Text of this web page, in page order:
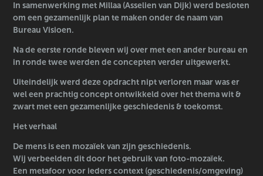
In samenwerking met Millaa (Asselien van Dijk) werd besloten
om een gezamenlijk plan te maken onder de naam van
Bureau Visioen.
Na de eerste ronde bleven wij over met een ander bureau en
in ronde twee werden de concepten verder uitgewerkt.
Uiteindelijk werd deze opdracht nipt verloren maar was er
wel een prachtig concept ontwikkeld over het thema wit &
zwart met een gezamenlijke geschiedenis & toekomst.
Het verhaal
De mens is een mozaïek van zijn geschiedenis.
Wij verbeelden dit door het gebruik van foto-mozaïek.
Een metafoor voor ieders context (geschiedenis/omgeving)